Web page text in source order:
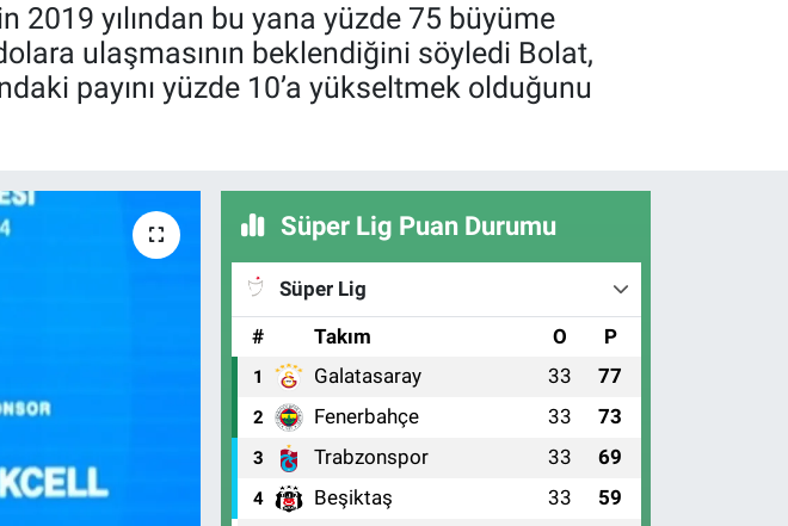
2019 yılından bu yana yüzde 75 büyüme
ulaşmasının beklendiğini söyledi Bolat,
payını yüzde 10’a yükseltmek olduğunu
Süper Lig Puan Durumu
Süper Lig
#
Takım O P
1 Galatasaray 33 77
2 Fenerbahçe 33 73
3 Trabzonspor 33 69
4 Beşiktaş 33 59